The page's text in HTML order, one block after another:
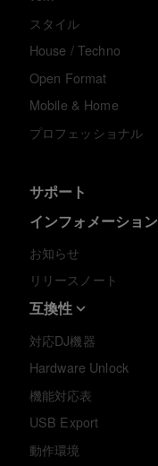
スタイル
House / Techno
Open Format
Mobile & Home
プロフェッショナル
サポート
インフォメーション
お知らせ
リリースノート
互換性
対応DJ機器
Hardware Unlock
機能対応表
USB Export
動作環境